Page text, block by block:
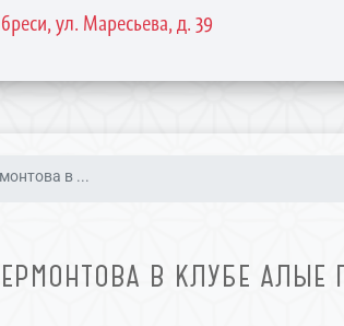
ул. Маресьева, д. 39
в ...
В КЛУБЕ АЛЫЕ